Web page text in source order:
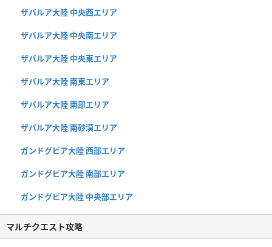
ザバルア大陸 中央西エリア
ザバルア大陸 中央南エリア
ザバルア大陸 中央東エリア
ザバルア大陸 南東エリア
ザバルア大陸 南部エリア
ザバルア大陸 南砂漠エリア
ガンドグビア大陸 西部エリア
ガンドグビア大陸 南部エリア
ガンドグビア大陸 中央部エリア
マルチクエスト攻略